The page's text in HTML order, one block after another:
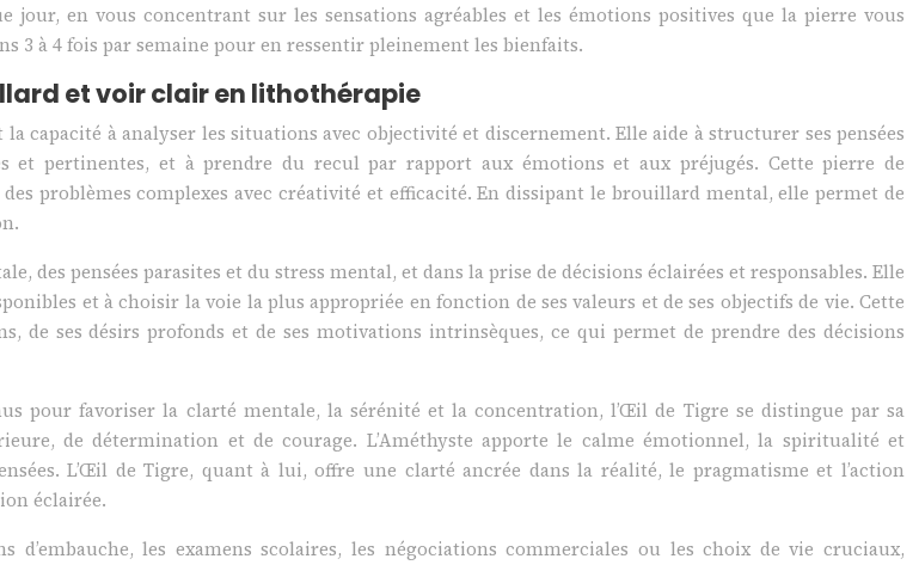
jour, en vous concentrant sur les sensations agréables et les émotions positives que la pierre vous
à 4 fois par semaine pour en ressentir pleinement les bienfaits.
et voir clair en lithothérapie
capacité à analyser les situations avec objectivité et discernement. Elle aide à structurer ses pensées
pertinentes, et à prendre du recul par rapport aux émotions et aux préjugés. Cette pierre de
problèmes complexes avec créativité et efficacité. En dissipant le brouillard mental, elle permet de
pensées parasites et du stress mental, et dans la prise de décisions éclairées et responsables. Elle
et à choisir la voie la plus appropriée en fonction de ses valeurs et de ses objectifs de vie. Cette
de ses désirs profonds et de ses motivations intrinsèques, ce qui permet de prendre des décisions
pour favoriser la clarté mentale, la sérénité et la concentration, l’Œil de Tigre se distingue par sa
de détermination et de courage. L’Améthyste apporte le calme émotionnel, la spiritualité et
L’Œil de Tigre, quant à lui, offre une clarté ancrée dans la réalité, le pragmatisme et l’action
éclairée.
les examens scolaires, les négociations commerciales ou les choix de vie cruciaux,